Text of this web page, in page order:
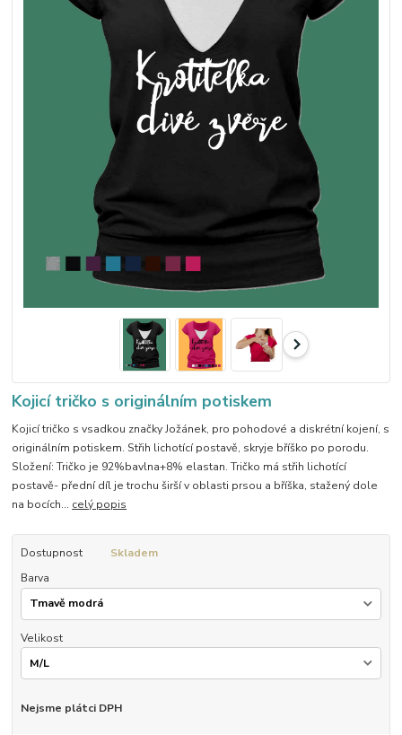
Kojicí tričko s originálním potiskem
Kojicí tričko s vsadkou značky Jožánek, pro pohodové a diskrétní kojení, s
originálním potiskem. Střih lichotící postavě, skryje bříško po porodu.
Složení: Tričko je 92%bavlna+8% elastan. Tričko má střih lichotící
postavě- přední díl je trochu širší v oblasti prsou a bříška, stažený dole
na bocích... celý popis
Dostupnost
Skladem
Barva
Velikost
Nejsme plátci DPH